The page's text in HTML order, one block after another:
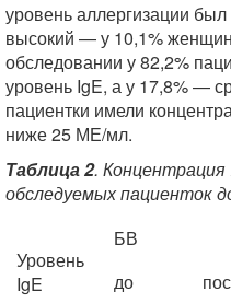
уровень аллергизации
высокий — у 10,1%
обследовании у 82,2%
уровень IgE, а у 17,8% —
пациентки имели
ниже 25 МЕ/мл.
Таблица 2. Концентрация
обследуемых пациенток
Уровень
IgE
БВ
до